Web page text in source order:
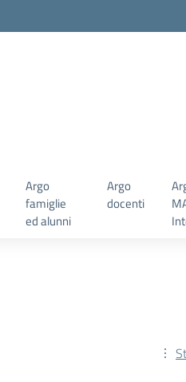
Argo
famiglie
ed alunni
Argo
docenti